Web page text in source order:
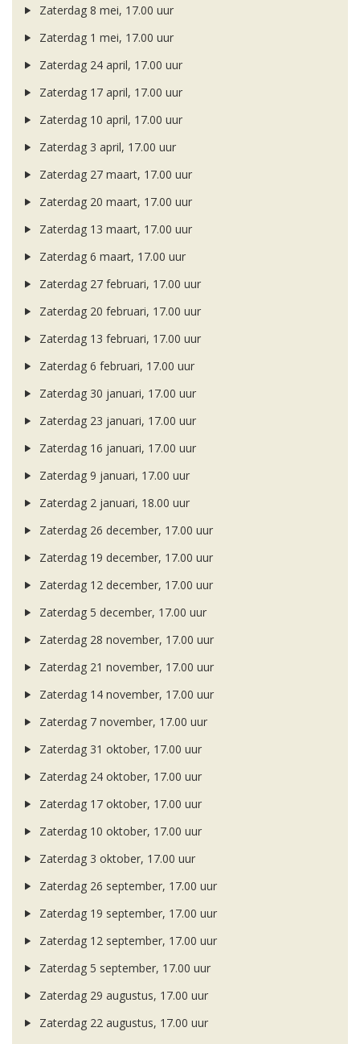
Zaterdag 8 mei, 17.00 uur
Zaterdag 1 mei, 17.00 uur
Zaterdag 24 april, 17.00 uur
Zaterdag 17 april, 17.00 uur
Zaterdag 10 april, 17.00 uur
Zaterdag 3 april, 17.00 uur
Zaterdag 27 maart, 17.00 uur
Zaterdag 20 maart, 17.00 uur
Zaterdag 13 maart, 17.00 uur
Zaterdag 6 maart, 17.00 uur
Zaterdag 27 februari, 17.00 uur
Zaterdag 20 februari, 17.00 uur
Zaterdag 13 februari, 17.00 uur
Zaterdag 6 februari, 17.00 uur
Zaterdag 30 januari, 17.00 uur
Zaterdag 23 januari, 17.00 uur
Zaterdag 16 januari, 17.00 uur
Zaterdag 9 januari, 17.00 uur
Zaterdag 2 januari, 18.00 uur
Zaterdag 26 december, 17.00 uur
Zaterdag 19 december, 17.00 uur
Zaterdag 12 december, 17.00 uur
Zaterdag 5 december, 17.00 uur
Zaterdag 28 november, 17.00 uur
Zaterdag 21 november, 17.00 uur
Zaterdag 14 november, 17.00 uur
Zaterdag 7 november, 17.00 uur
Zaterdag 31 oktober, 17.00 uur
Zaterdag 24 oktober, 17.00 uur
Zaterdag 17 oktober, 17.00 uur
Zaterdag 10 oktober, 17.00 uur
Zaterdag 3 oktober, 17.00 uur
Zaterdag 26 september, 17.00 uur
Zaterdag 19 september, 17.00 uur
Zaterdag 12 september, 17.00 uur
Zaterdag 5 september, 17.00 uur
Zaterdag 29 augustus, 17.00 uur
Zaterdag 22 augustus, 17.00 uur